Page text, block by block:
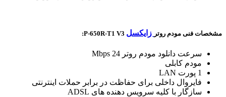
مشخصات فنی مودم روتر زایکسل
سرعت دانلود مودم روتر 24 Mbps
مودم کابلی
1 پورت LAN
فایروال داخلی برای حفاظت در برابر حملات اینترنتی
سازگار با کلیه سرویس دهنده های ADSL